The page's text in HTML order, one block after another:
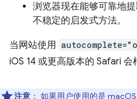
浏览器现在能够可靠地
不稳定的启发式方法。
当网站使用
iOS 14 或更高版本的 Safari 会
注意 ： 如果用户使用的是